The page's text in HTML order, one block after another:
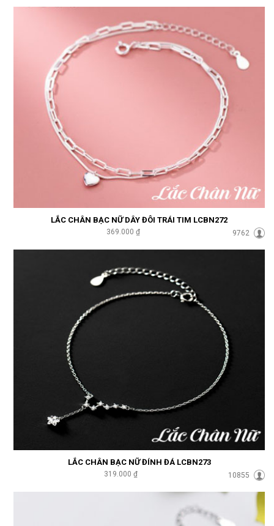
LẮC CHÂN BẠC NỮ DÂY ĐÔI TRÁI TIM LCBN272
369.000 ₫ 9762
LẮC CHÂN BẠC NỮ ĐÍNH ĐÁ LCBN273
319.000 ₫ 10855